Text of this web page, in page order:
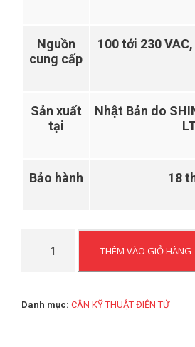
Nguồn
cung cấp
100 tới 230
Sản xuất
tại
Nhật Bản do
Bảo hành 18
số
THÊM VÀO GIỎ HÀNG
Danh mục: CÂN KỸ THUẬT ĐIỆN TỬ